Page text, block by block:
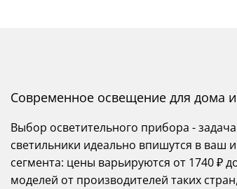
Современное освещение для дома
Выбор осветительного прибора -
светильники идеально впишутся в ваш
сегмента: цены варьируются от 1740 ₽
моделей от производителей таких